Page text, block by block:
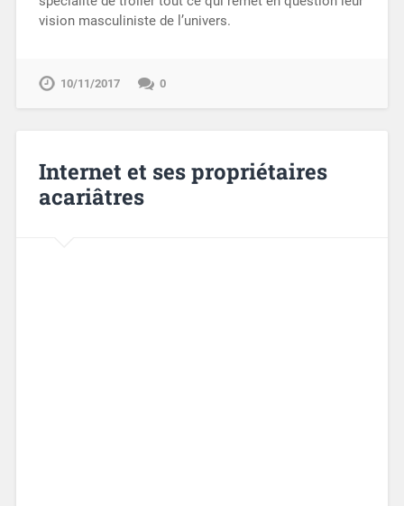
vision masculiniste de l’univers.
10/11/2017 0
Internet et ses propriétaires
acariâtres